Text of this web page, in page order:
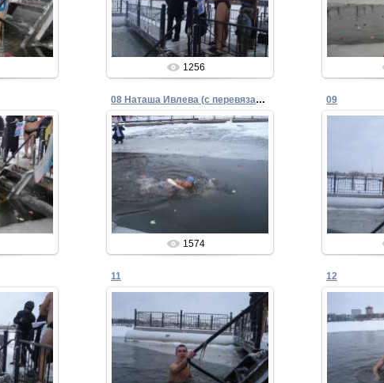
Admin
1256
08 Наташа Ивлева (с перевязанной рукой)
04.12.2013
Admin
1574
09
11
04.12.2013
Admin
12